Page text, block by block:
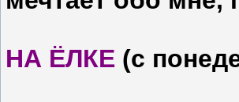
НА ЁЛКЕ (с